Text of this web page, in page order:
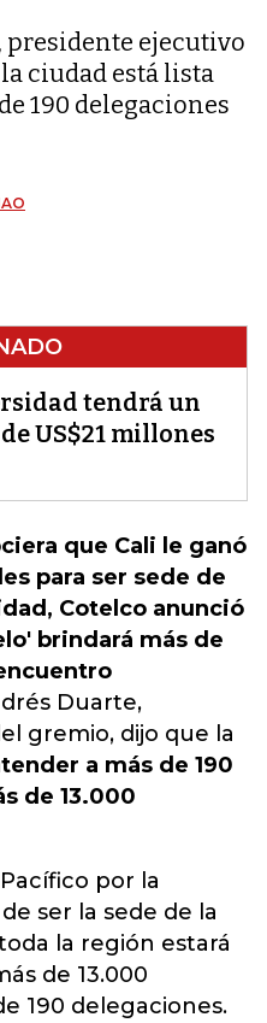
presidente ejecutivo
ciudad está lista
190 delegaciones
tendrá un
US$21 millones
que Cali le ganó
para ser sede de
Cotelco anunció
brindará más de
Duarte,
gremio, dijo que la
a más de 190
de 13.000
por la
ser la sede de la
la región estará
de 13.000
190 delegaciones.